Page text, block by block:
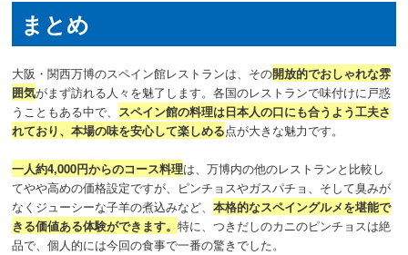
まとめ
大阪・関西万博のスペイン館レストランは、その開放的でおしゃれな雰
囲気がまず訪れる人々を魅了します。各国のレストランで味付けに戸惑
うこともある中で、 スペイン館の料理は日本人の口にも合うよう工夫さ
れており、本場の味を安心して楽しめる点が大きな魅力です。
一人約4,000円からのコース料理は、万博内の他のレストランと比較し
てやや高めの価格設定ですが、ピンチョスやガスパチョ、そして臭みが
なくジューシーな子羊の煮込みなど、本格的なスペイングルメを堪能で
きる価値ある体験ができます。特に、つきだしのカニのピンチョスは絶
品で、個人的には今回の食事で一番の驚きでした。